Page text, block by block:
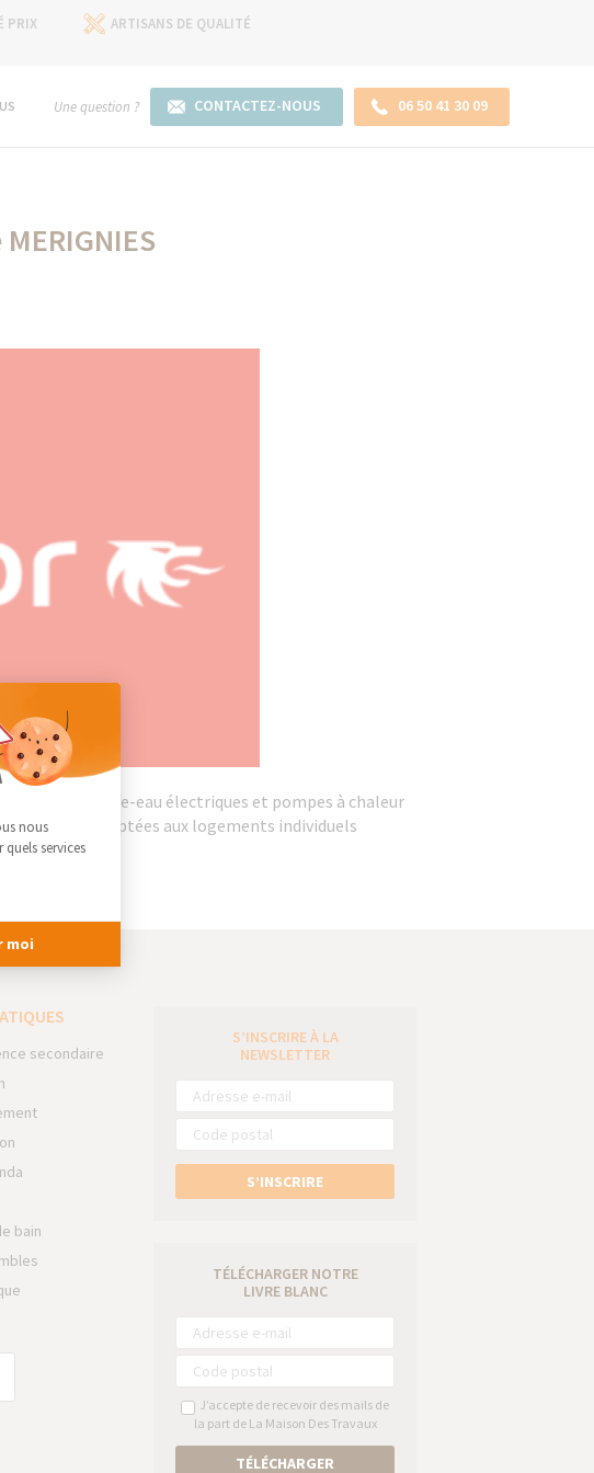
PRIX
ARTISANS DE QUALITÉ
Une question ? CONTACTEZ-NOUS 06 50 41 30 09
chauffe-eau électriques et pompes à chaleur
solutions adaptées aux logements individuels
secondaire
bain
S’INSCRIRE À LA
NEWSLETTER
S’INSCRIRE
TÉLÉCHARGER NOTRE
LIVRE BLANC
J’accepte de recevoir des mails de
la part de La Maison Des Travaux
TÉLÉCHARGER
: Personnalisez vos Options
nous
services
moi